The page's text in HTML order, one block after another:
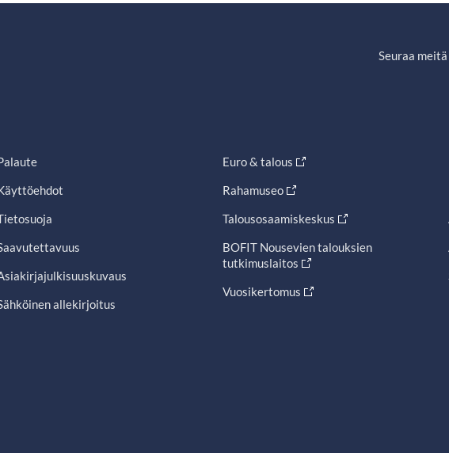
Seuraa meitä
allekirjoitus
Euro & talous
Rahamuseo
Talousosaamiskeskus
BOFIT Nousevien talouksien
tutkimuslaitos
Vuosikertomus